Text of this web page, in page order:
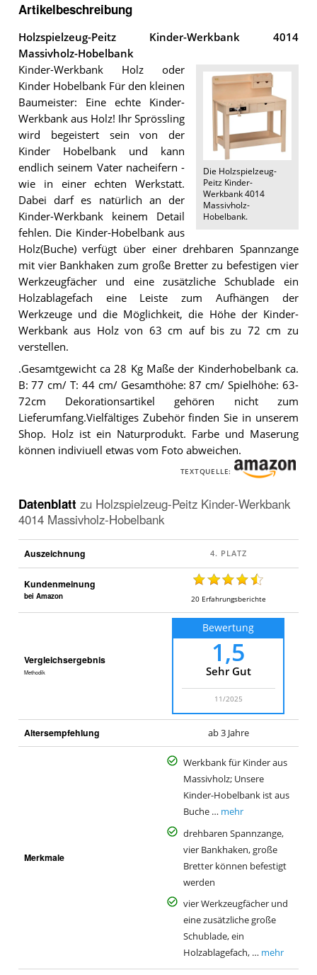
Artikelbeschreibung
Holzspielzeug-Peitz Kinder-Werkbank 4014
Massivholz-Hobelbank
Die Holzspielzeug-
Peitz Kinder-
Werkbank 4014
Massivholz-
Hobelbank.
Kinder-Werkbank Holz oder
Kinder Hobelbank Für den kleinen
Baumeister: Eine echte Kinder-
Werkbank aus Holz! Ihr Sprössling
wird begeistert sein von der
Kinder Hobelbank und kann
endlich seinem Vater nacheifern -
wie in einer echten Werkstatt.
Dabei darf es natürlich an der
Kinder-Werkbank keinem Detail
fehlen. Die Kinder-Hobelbank aus
Holz(Buche) verfügt über einer drehbaren Spannzange
mit vier Bankhaken zum große Bretter zu befestigen vier
Werkzeugfächer und eine zusätzliche Schublade ein
Holzablagefach eine Leiste zum Aufhängen der
Werkzeuge und die Möglichkeit, die Höhe der Kinder-
Werkbank aus Holz von 63 cm auf bis zu 72 cm zu
verstellen.
.Gesamtgewicht ca 28 Kg Maße der Kinderhobelbank ca.
B: 77 cm/ T: 44 cm/ Gesamthöhe: 87 cm/ Spielhöhe: 63-
72cm Dekorationsartikel gehören nicht zum
Lieferumfang.Vielfältiges Zubehör finden Sie in unserem
Shop. Holz ist ein Naturprodukt. Farbe und Maserung
können indiviuell etwas vom Foto abweichen.
TEXTQUELLE:
Datenblatt zu Holzspielzeug-Peitz Kinder-Werkbank
4014 Massivholz-Hobelbank
Auszeichnung
Kundenmeinung
bei Amazon 20 Erfahrungsberichte
Vergleichsergebnis
Methodik
Bewertung
1,5
Sehr Gut
11/2025
Altersempfehlung ab 3 Jahre
Merkmale
Werkbank für Kinder aus
Massivholz; Unsere
Kinder-Hobelbank ist aus
Buche … mehr
drehbaren Spannzange,
vier Bankhaken, große
Bretter können befestigt
werden
vier Werkzeugfächer und
eine zusätzliche große
Schublade, ein
Holzablagefach, … mehr